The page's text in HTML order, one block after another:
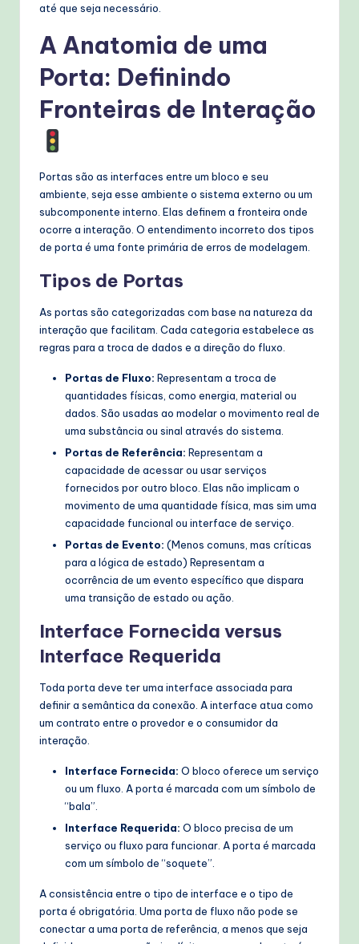
até que seja necessário.
A Anatomia de uma
Porta: Definindo
Fronteiras de Interação
Portas são as interfaces entre um bloco e seu
ambiente, seja esse ambiente o sistema externo ou um
subcomponente interno. Elas definem a fronteira onde
ocorre a interação. O entendimento incorreto dos tipos
de porta é uma fonte primária de erros de modelagem.
Tipos de Portas
As portas são categorizadas com base na natureza da
interação que facilitam. Cada categoria estabelece as
regras para a troca de dados e a direção do fluxo.
Portas de Fluxo: Representam a troca de
quantidades físicas, como energia, material ou
dados. São usadas ao modelar o movimento real de
uma substância ou sinal através do sistema.
Portas de Referência: Representam a
capacidade de acessar ou usar serviços
fornecidos por outro bloco. Elas não implicam o
movimento de uma quantidade física, mas sim uma
capacidade funcional ou interface de serviço.
Portas de Evento: (Menos comuns, mas críticas
para a lógica de estado) Representam a
ocorrência de um evento específico que dispara
uma transição de estado ou ação.
Interface Fornecida versus
Interface Requerida
Toda porta deve ter uma interface associada para
definir a semântica da conexão. A interface atua como
um contrato entre o provedor e o consumidor da
interação.
Interface Fornecida: O bloco oferece um serviço
ou um fluxo. A porta é marcada com um símbolo de
“bala”.
Interface Requerida: O bloco precisa de um
serviço ou fluxo para funcionar. A porta é marcada
com um símbolo de “soquete”.
A consistência entre o tipo de interface e o tipo de
porta é obrigatória. Uma porta de fluxo não pode se
conectar a uma porta de referência, a menos que seja